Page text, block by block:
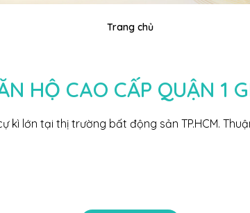
Trang chủ
HỘ CAO CẤP QUẬN 1
lớn tại thị trường bất động sản TP.HCM.